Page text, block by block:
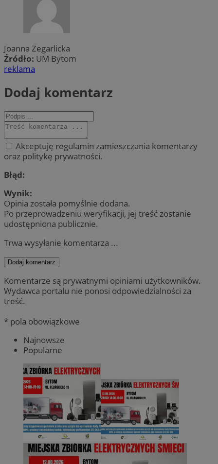
Joanna Zegarlicka
Źródło: UM Bytom
reklama
Dodaj komentarz
Akceptuję regulamin zamieszczania komentarzy
oraz politykę prywatności.
Błąd:
Wynik:
Opinia została pomyślnie dodana.
Po przeprowadzeniu weryfikacji, jej treść zostanie
udostępniona publicznie.
Trwa wysyłanie komentarza ...
Dodaj komentarz
Komentarze są prywatnymi opiniami użytkowników.
Wydawca portalu nie ponosi odpowiedzialności za
treść.
* pola obowiązkowe
Najnowsze
Popularne